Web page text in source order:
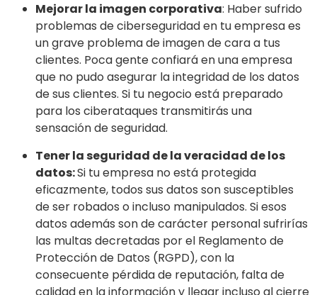
Mejorar la imagen corporativa: Haber sufrido
problemas de ciberseguridad en tu empresa es
un grave problema de imagen de cara a tus
clientes. Poca gente confiará en una empresa
que no pudo asegurar la integridad de los datos
de sus clientes. Si tu negocio está preparado
para los ciberataques transmitirás una
sensación de seguridad.
Tener la seguridad de la veracidad de los
datos:Si tu empresa no está protegida
eficazmente, todos sus datos son susceptibles
de ser robados o incluso manipulados. Si esos
datos además son de carácter personal sufrirías
las multas decretadas por el Reglamento de
Protección de Datos (RGPD), con la
consecuente pérdida de reputación, falta de
calidad en la información y llegar incluso al cierre